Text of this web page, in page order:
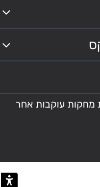
וקרנות מחקות עוקבות אחר